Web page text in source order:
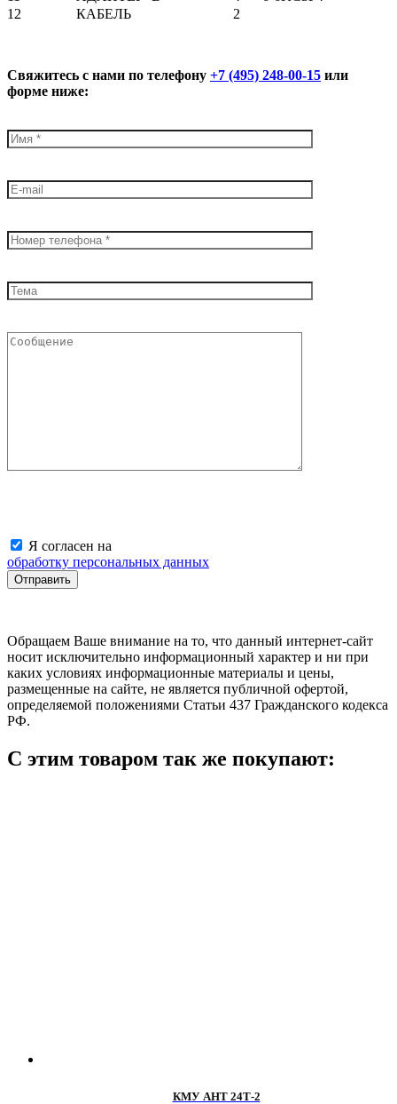
12
КАБЕЛЬ 2
Свяжитесь с нами по телефону +7 (495) 248-00-15 или
форме ниже:
Я согласен на
обработку персональных данных
Обращаем Ваше внимание на то, что данный интернет-сайт
носит исключительно информационный характер и ни при
каких условиях информационные материалы и цены,
размещенные на сайте, не является публичной офертой,
определяемой положениями Статьи 437 Гражданского кодекса
РФ.
С этим товаром так же покупают:
КМУ АНТ 24Т-2